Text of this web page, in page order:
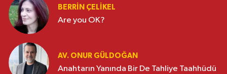
BERRIN ÇELIKEL
Are you OK?
AV. ONUR GÜLDOĞAN
Anahtarın Yanında Bir De Tahliye Taahhüdü